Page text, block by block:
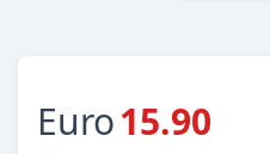
Euro15.90